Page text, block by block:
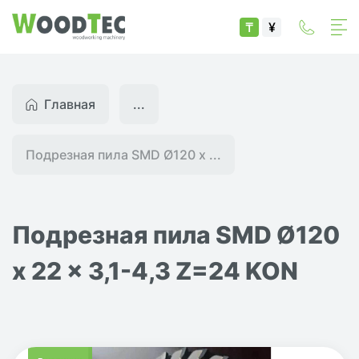
₸ ¥
Главная
Подрезная пила SMD Ø120 x ...
...
Подрезная пила SMD Ø120
x 22 x 3,1-4,3 Z=24 KON